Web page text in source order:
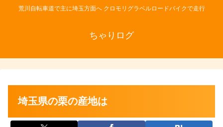
荒川自転車道で主に埼玉方面へ クロモリグラベルロードバイクで走行
ちゃりログ
埼玉県の栗の産地は